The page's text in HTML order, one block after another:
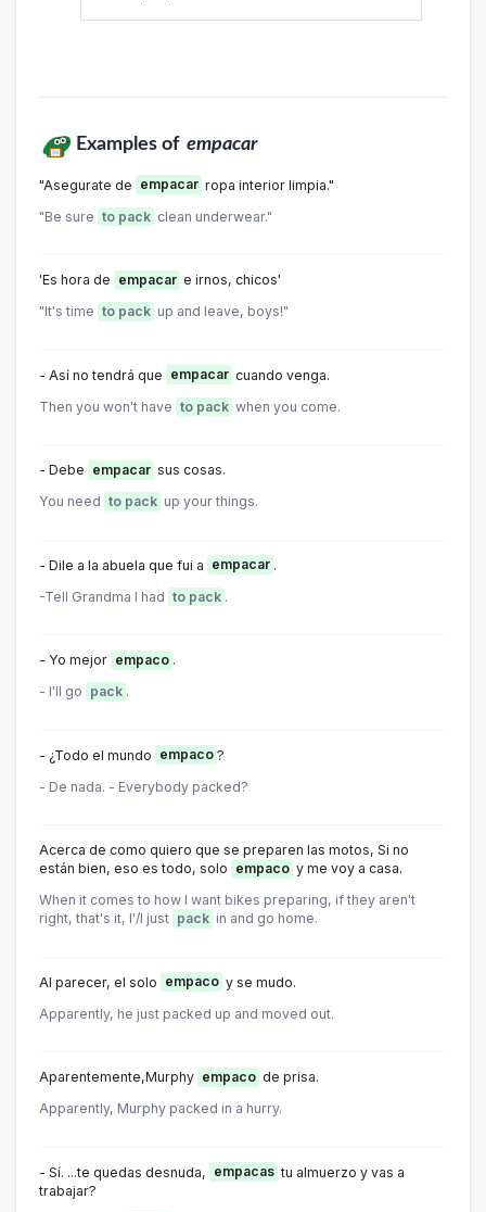
Examples of empacar
"Asegurate de empacar ropa interior limpia."
"Be sure to pack clean underwear."
'Es hora de empacar e irnos, chicos'
"It's time to pack up and leave, boys!"
- Así no tendrá que empacar cuando venga.
Then you won't have to pack when you come.
- Debe empacar sus cosas.
You need to pack up your things.
- Dile a la abuela que fui a empacar .
-Tell Grandma l had to pack .
- Yo mejor empaco .
- I'll go pack .
- ¿Todo el mundo empaco ?
- De nada. - Everybody packed?
Acerca de como quiero que se preparen las motos, Si no
están bien, eso es todo, solo empaco y me voy a casa.
When it comes to how I want bikes preparing, if they aren't
right, that's it, I'/I just pack in and go home.
Al parecer, el solo empaco y se mudo.
Apparently, he just packed up and moved out.
Aparentemente,Murphy empaco de prisa.
Apparently, Murphy packed in a hurry.
- Sí. ...te quedas desnuda, empacas tu almuerzo y vas a
trabajar?